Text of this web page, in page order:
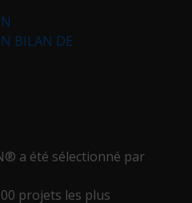
BILAN DE
a été sélectionné par
projets les plus